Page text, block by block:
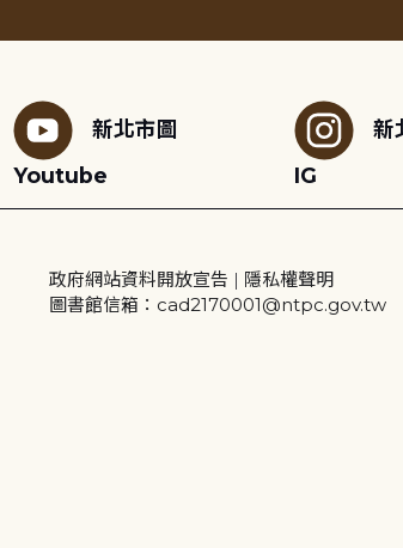
新北市圖
Youtube
新
IG
政府網站資料開放宣告 | 隱私權聲明
圖書館信箱：cad2170001@ntpc.gov.tw